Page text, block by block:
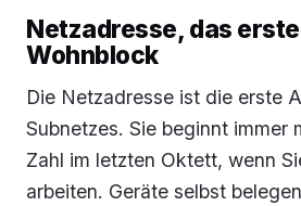
Netzadresse, das
Wohnblock
Die Netzadresse ist die erste
Subnetzes. Sie beginnt immer
Zahl im letzten Oktett, wenn
arbeiten. Geräte selbst